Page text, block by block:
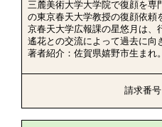
三麓美術大学大学院で復顔を専
の東京春天大学教授の復顔依頼
京春天大学広報課の星悠月は、
遙花との交流によって過去に
著者紹介：佐賀県嬉野市生まれ。
請求番